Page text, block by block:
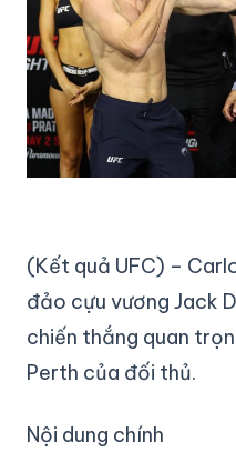
(Kết quả UFC) –
đảo cựu vương Jack
chiến thắng quan
Perth của đối thủ.
Nội dung chính